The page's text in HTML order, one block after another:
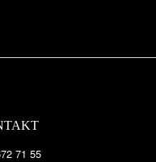
71 55